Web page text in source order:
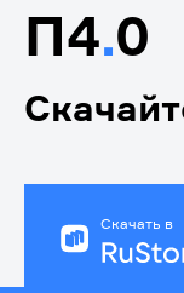
П4.0
Скачать в